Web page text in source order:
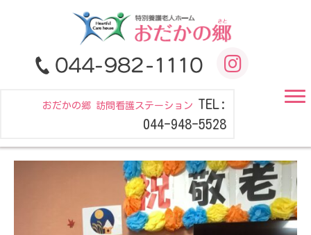
おだかの郷 訪問看護ステーション TEL:
044-948-5528